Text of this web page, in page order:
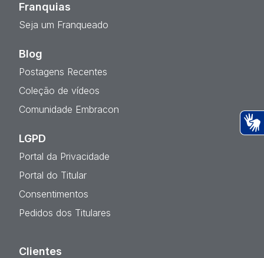
Franquias
Seja um Franqueado
Blog
Postagens Recentes
Coleção de vídeos
Comunidade Embracon
LGPD
Portal da Privacidade
Portal do Titular
Consentimentos
Pedidos dos Titulares
Clientes